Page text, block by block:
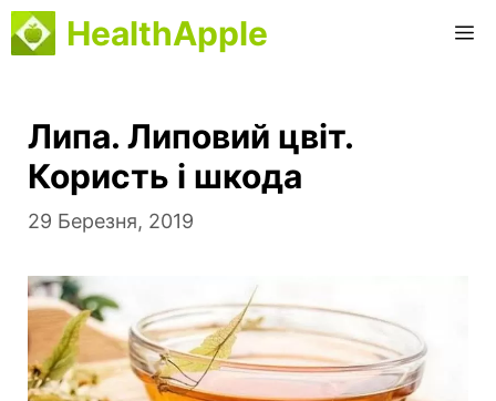
Перейти
до
HealthApple
Липа. Липовий цвіт.
Користь і шкода
29 Березня, 2019